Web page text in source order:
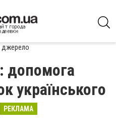
джерело
допомога
українського
РЕКЛАМА